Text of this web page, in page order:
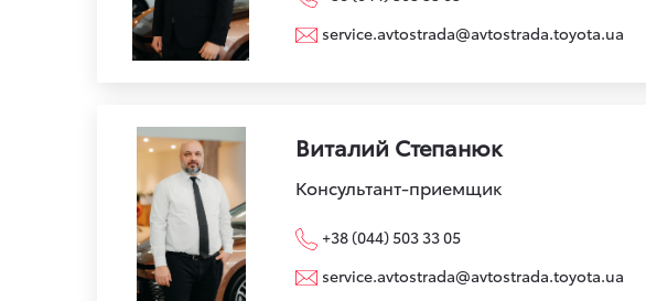
service.avtostrada@avtostrada.toyota.ua
Виталий Степанюк
Консультант-приемщик
+38 (044) 503 33 05
service.avtostrada@avtostrada.toyota.ua